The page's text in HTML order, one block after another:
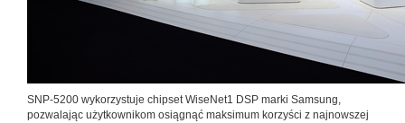
SNP-5200 wykorzystuje chipset WiseNet1 DSP marki Samsung,
pozwalając użytkownikom osiągnąć maksimum korzyści z najnowszej